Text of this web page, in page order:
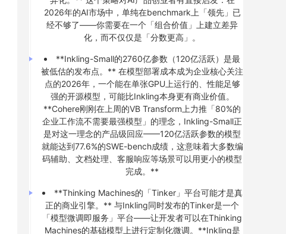
2026年的AI市场中，单纯在benchmark上「领先」已
经不够了——你需要在一个「组合价值」上建立差异
化，而不仅仅是「分数更高」。
**Inkling-Small的2760亿参数（120亿活跃）是最
被低估的发布点。** 在模型部署成本成为企业核心关注
点的2026年，一个能在单张GPU上运行的、性能足够
强的开源模型，可能比Inkling本身更有商业价值。
**Cohere刚刚在上周的VB Transform上力推「80%的
企业工作流不需要最强模型」的理念，Inkling-Small正
是对这一理念的产品级回应——120亿活跃参数的模型
就能达到77.6%的SWE-bench成绩，这意味着大多数编
码辅助、文档处理、客服响应等场景可以用更小的模型
完成。**
**Thinking Machines的「Tinker」平台可能才是真
正的商业引擎。** 与Inkling同时发布的Tinker是一个
「模型微调即服务」平台——让开发者可以在Thinking
Machines的基础模型上进行定制化微调。**Inkling是